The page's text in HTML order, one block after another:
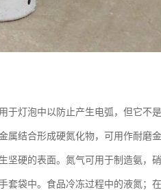
灯泡中以防止产生电弧，但它不
结合形成硬氮化物，可用作耐磨
坚硬的表面。氮气可用于制造氨，
袋中。食品冷冻过程中的液氮；